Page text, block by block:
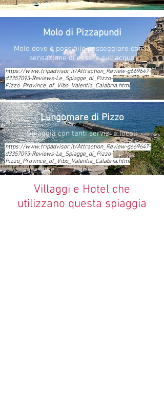
Molo di Pizzapundi
Molo dove è possibile passeggiare con la
sensazione di essere sull'acqua
https://www.tripadvisor.it/Attraction_Review-g669647-
d3357093-Reviews-Le_Spiagge_di_Pizzo-
Pizzo_Province_of_Vibo_Valentia_Calabria.html
Lungomare di Pizzo
Spiaggia con tanti servizi e locali
https://www.tripadvisor.it/Attraction_Review-g669647-
d3357093-Reviews-Le_Spiagge_di_Pizzo-
Pizzo_Province_of_Vibo_Valentia_Calabria.html
Villaggi e Hotel che
utilizzano questa spiaggia